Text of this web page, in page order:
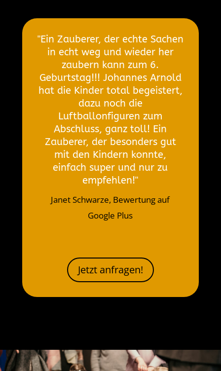
"Ein Zauberer, der echte Sachen
in echt weg und wieder her
zaubern kann zum 6.
Geburtstag!!! Johannes Arnold
hat die Kinder total begeistert,
dazu noch die
Luftballonfiguren zum
Abschluss, ganz toll! Ein
Zauberer, der besonders gut
mit den Kindern konnte,
einfach super und nur zu
empfehlen!"
Janet Schwarze, Bewertung auf
Google Plus
Jetzt anfragen!